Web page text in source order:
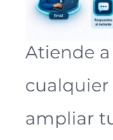
Atiende
ampliar